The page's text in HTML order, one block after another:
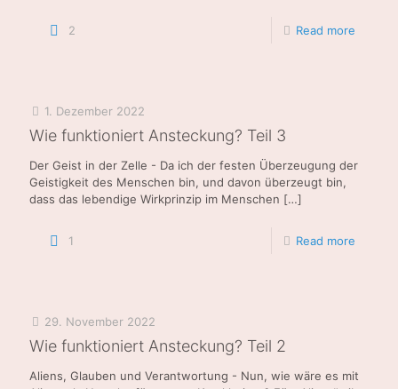
2 Read more
1. Dezember 2022
Wie funktioniert Ansteckung? Teil 3
Der Geist in der Zelle - Da ich der festen Überzeugung der
Geistigkeit des Menschen bin, und davon überzeugt bin,
dass das lebendige Wirkprinzip im Menschen […]
1 Read more
29. November 2022
Wie funktioniert Ansteckung? Teil 2
Aliens, Glauben und Verantwortung - Nun, wie wäre es mit